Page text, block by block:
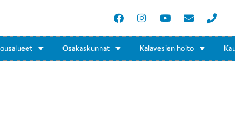
Osakaskunnat Kalavesien hoito